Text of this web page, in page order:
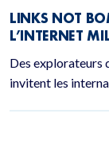
LINKS NOT
L’INTERNET
Des explorateurs
invitent les